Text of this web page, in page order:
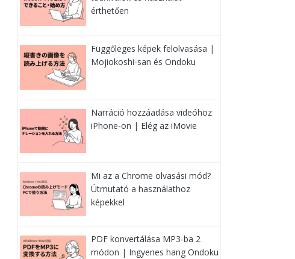
érthetően
Függőleges képek felolvasása |
Mojiokoshi-san és Ondoku
Narráció hozzáadása videóhoz
iPhone-on | Elég az iMovie
Mi az a Chrome olvasási mód?
Útmutató a használathoz
képekkel
PDF konvertálása MP3-ba 2
módon | Ingyenes hang Ondoku